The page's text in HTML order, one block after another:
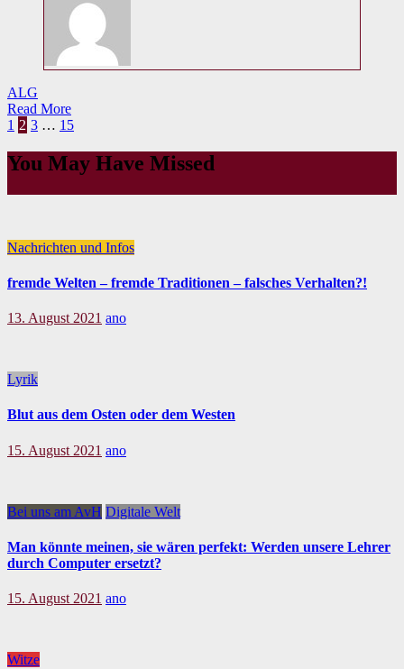
ALG
Read More
Seitennummerierung
der
Beiträge
1 2 3 … 15
You May Have Missed
Nachrichten und Infos
fremde Welten – fremde Traditionen – falsches Verhalten?!
13. August 2021 ano
Lyrik
Blut aus dem Osten oder dem Westen
15. August 2021 ano
Bei uns am AvH Digitale Welt
Man könnte meinen, sie wären perfekt: Werden unsere Lehrer
durch Computer ersetzt?
15. August 2021 ano
Witze